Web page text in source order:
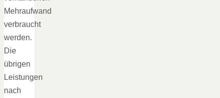
Mehraufwand
verbraucht
werden.
Die
übrigen
Leistungen
nach